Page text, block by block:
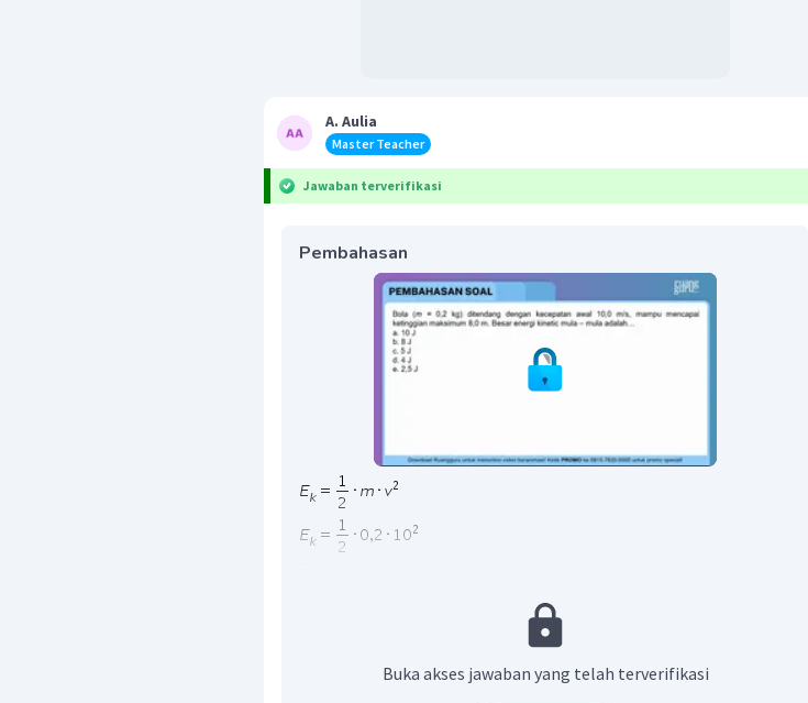
A. Aulia
Master Teacher
Jawaban terverifikasi
Pembahasan
Buka akses jawaban yang telah terverifikasi